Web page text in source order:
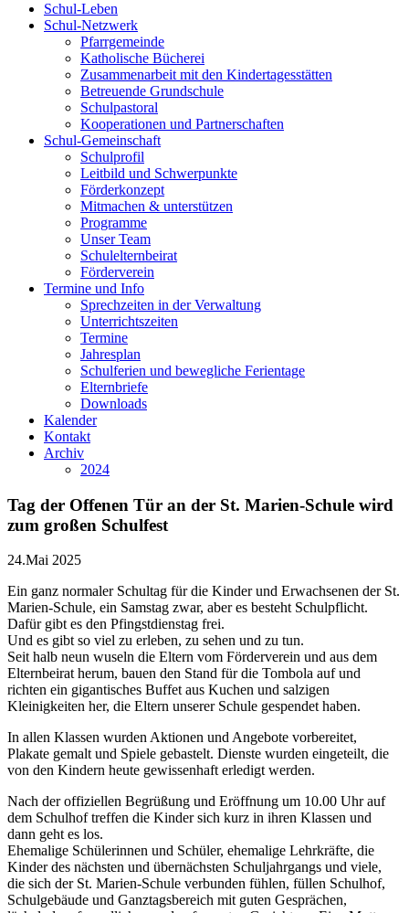
Schul-Leben
Schul-Netzwerk
Pfarrgemeinde
Katholische Bücherei
Zusammenarbeit mit den Kindertagesstätten
Betreuende Grundschule
Schulpastoral
Kooperationen und Partnerschaften
Schul-Gemeinschaft
Schulprofil
Leitbild und Schwerpunkte
Förderkonzept
Mitmachen & unterstützen
Programme
Unser Team
Schulelternbeirat
Förderverein
Termine und Info
Sprechzeiten in der Verwaltung
Unterrichtszeiten
Termine
Jahresplan
Schulferien und bewegliche Ferientage
Elternbriefe
Downloads
Kalender
Kontakt
Archiv
2024
Tag der Offenen Tür an der St. Marien-Schule wird
zum großen Schulfest
24.Mai 2025
Ein ganz normaler Schultag für die Kinder und Erwachsenen der St.
Marien-Schule, ein Samstag zwar, aber es besteht Schulpflicht.
Dafür gibt es den Pfingstdienstag frei.
Und es gibt so viel zu erleben, zu sehen und zu tun.
Seit halb neun wuseln die Eltern vom Förderverein und aus dem
Elternbeirat herum, bauen den Stand für die Tombola auf und
richten ein gigantisches Buffet aus Kuchen und salzigen
Kleinigkeiten her, die Eltern unserer Schule gespendet haben.
In allen Klassen wurden Aktionen und Angebote vorbereitet,
Plakate gemalt und Spiele gebastelt. Dienste wurden eingeteilt, die
von den Kindern heute gewissenhaft erledigt werden.
Nach der offiziellen Begrüßung und Eröffnung um 10.00 Uhr auf
dem Schulhof treffen die Kinder sich kurz in ihren Klassen und
dann geht es los.
Ehemalige Schülerinnen und Schüler, ehemalige Lehrkräfte, die
Kinder des nächsten und übernächsten Schuljahrgangs und viele,
die sich der St. Marien-Schule verbunden fühlen, füllen Schulhof,
Schulgebäude und Ganztagsbereich mit guten Gesprächen,